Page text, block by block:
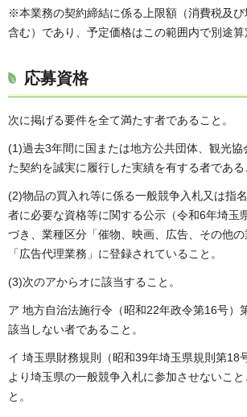
※本業務の契約締結に係る上限額（消費税及
含む）であり、予定価格はこの範囲内で別途算
応募資格
次に掲げる要件を全て満たす者であること。
(1)過去3年間に国または地方公共団体、観光協
た契約を誠実に履行した実績を有する者である
(2)物品の買入れ等に係る一般競争入札又は指
者に必要な資格等に関する公示（令和6年埼玉
づき、業種区分「催物、映画、広告、その他
「広告代理業務」に登録されていること。
(3)次のアからオに該当すること。
ア 地方自治法施行令（昭和22年政令第16号）
該当しない者であること。
イ 埼玉県財務規則（昭和39年埼玉県規則第18
より埼玉県の一般競争入札に参加させないこ
と。